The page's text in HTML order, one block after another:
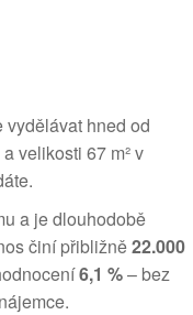
vydělávat hned od
velikosti 67 m² v
a je dlouhodobě
činí přibližně22.000
6,1 %– bez